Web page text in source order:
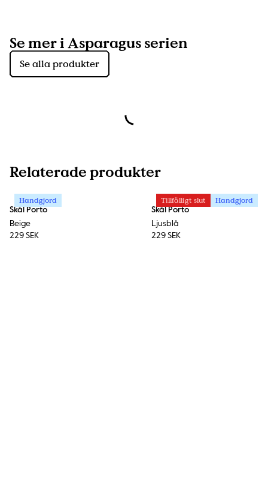
Se mer i Asparagus serien
Se alla produkter
Relaterade produkter
Handgjord
Skål Porto
Beige
229 SEK
Tillfälligt slut Handgjord
Skål Porto
Ljusblå
229 SEK